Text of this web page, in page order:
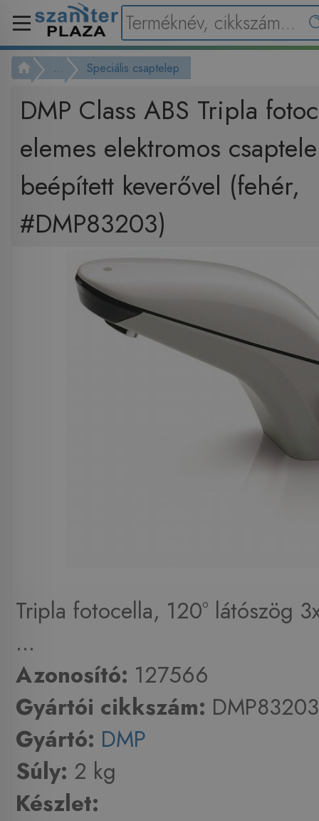
... Speciális csaptelep
DMP Class ABS Tripla
elemes elektromos
beépített keverővel (fehér,
#DMP83203)
Tripla fotocella, 120° látószög
...
Azonosító: 127566
Gyártói cikkszám: DMP83203
Gyártó: DMP
Súly: 2 kg
Készlet: